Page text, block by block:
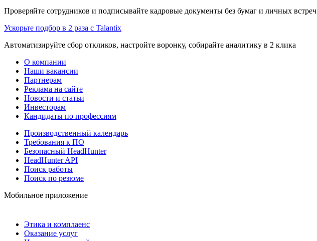
Проверяйте сотрудников и подписывайте кадровые документы без бумаг и личных встреч
Ускорьте подбор в 2 раза с Talantix
Автоматизируйте сбор откликов, настройте воронку, собирайте аналитику в 2 клика
О компании
Наши вакансии
Партнерам
Реклама на сайте
Новости и статьи
Инвесторам
Кандидаты по профессиям
Производственный календарь
Требования к ПО
Безопасный HeadHunter
HeadHunter API
Поиск работы
Поиск по резюме
Мобильное приложение
Этика и комплаенс
Оказание услуг